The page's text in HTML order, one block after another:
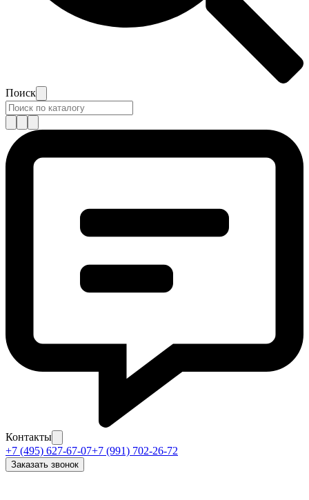
Поиск
Контакты
+7 (495) 627-67-07+7 (991) 702-26-72
Заказать звонок